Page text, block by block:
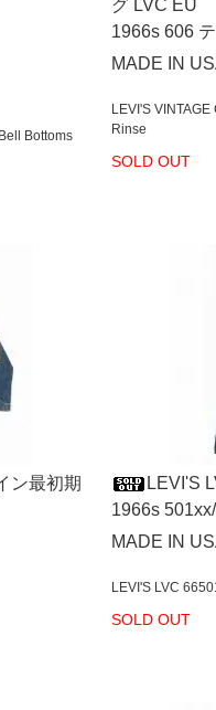
Bottoms
グ LVC EU
1966s 606
MADE IN
LEVI'S
Rinse
SOLD OUT
ン最初期
LEVI'S
1966s
MADE IN
LEVI'S LVC
SOLD OUT